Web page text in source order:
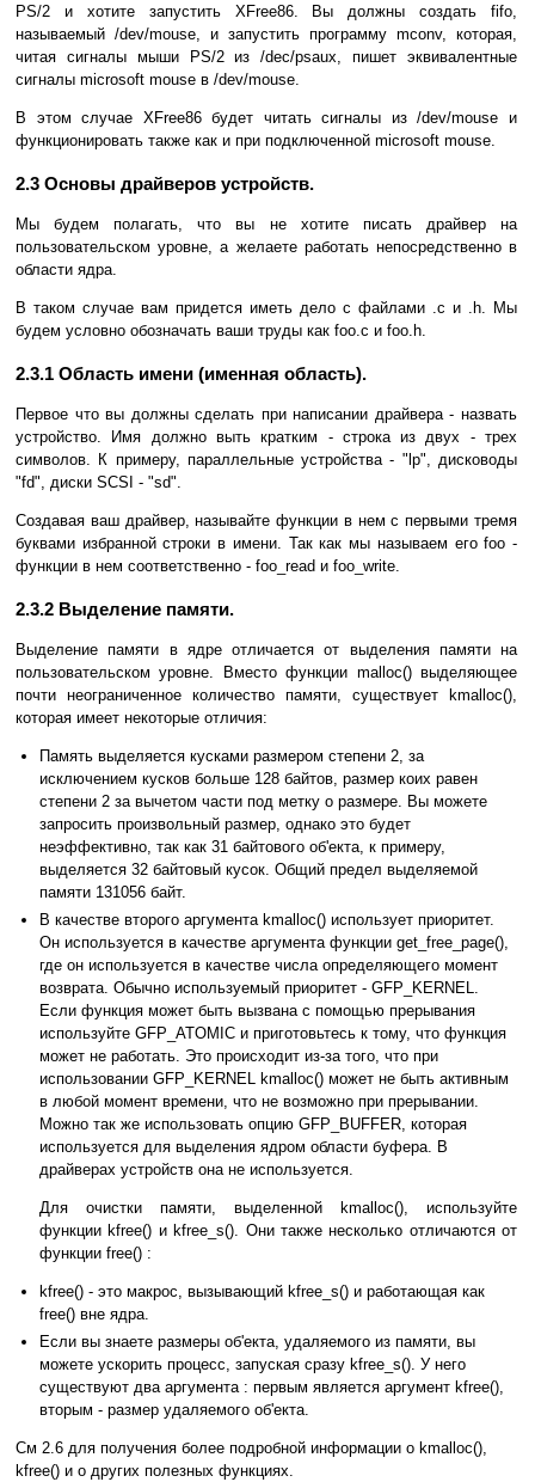
PS/2 и хотите запустить XFree86. Вы должны создать fifo,
называемый /dev/mouse, и запустить программу mconv, которая,
читая сигналы мыши PS/2 из /dec/psaux, пишет эквивалентные
сигналы microsoft mouse в /dev/mouse.
В этом случае XFree86 будет читать сигналы из /dev/mouse и
функционировать также как и при подключенной microsoft mouse.
2.3 Основы драйверов устройств.
Мы будем полагать, что вы не хотите писать драйвер на
пользовательском уровне, а желаете работать непосредственно в
области ядра.
В таком случае вам придется иметь дело с файлами .с и .h. Мы
будем условно обозначать ваши труды как foo.c и foo.h.
2.3.1 Область имени (именная область).
Первое что вы должны сделать при написании драйвера - назвать
устройство. Имя должно выть кратким - строка из двух - трех
символов. К примеру, параллельные устройства - "lp", дисководы
"fd", диски SCSI - "sd".
Создавая ваш драйвер, называйте функции в нем с первыми тремя
буквами избранной строки в имени. Так как мы называем его foo -
функции в нем соответственно - foo_read и foo_write.
2.3.2 Выделение памяти.
Выделение памяти в ядре отличается от выделения памяти на
пользовательском уровне. Вместо функции malloc() выделяющее
почти неограниченное количество памяти, существует kmalloc(),
которая имеет некоторые отличия:
Память выделяется кусками размером степени 2, за
исключением кусков больше 128 байтов, размер коих равен
степени 2 за вычетом части под метку о размере. Вы можете
запросить произвольный размер, однако это будет
неэффективно, так как 31 байтового об'екта, к примеру,
выделяется 32 байтовый кусок. Общий предел выделяемой
памяти 131056 байт.
В качестве второго аргумента kmalloc() использует приоритет.
Он используется в качестве аргумента функции get_free_page(),
где он используется в качестве числа определяющего момент
возврата. Обычно используемый приоритет - GFP_KERNEL.
Если функция может быть вызвана с помощью прерывания
используйте GFP_ATOMIC и приготовьтесь к тому, что функция
может не работать. Это происходит из-за того, что при
использовании GFP_KERNEL kmalloc() может не быть активным
в любой момент времени, что не возможно при прерывании.
Можно так же использовать опцию GFP_BUFFER, которая
используется для выделения ядром области буфера. В
драйверах устройств она не используется.
Для очистки памяти, выделенной kmalloc(), используйте
функции kfree() и kfree_s(). Они также несколько отличаются от
функции free() :
kfree() - это макрос, вызывающий kfree_s() и работающая как
free() вне ядра.
Если вы знаете размеры об'екта, удаляемого из памяти, вы
можете ускорить процесс, запуская сразу kfree_s(). У него
существуют два аргумента : первым является аргумент kfree(),
вторым - размер удаляемого об'екта.
См 2.6 для получения более подробной информации о kmalloc(),
kfree() и о других полезных функциях.